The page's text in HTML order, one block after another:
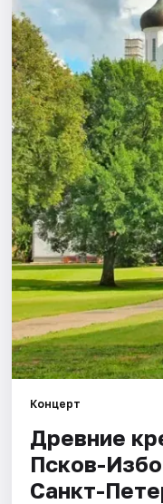
События
Города
Площадки
Артисты
Рейтинги
Концерт
Древние
Псков-
Санкт-